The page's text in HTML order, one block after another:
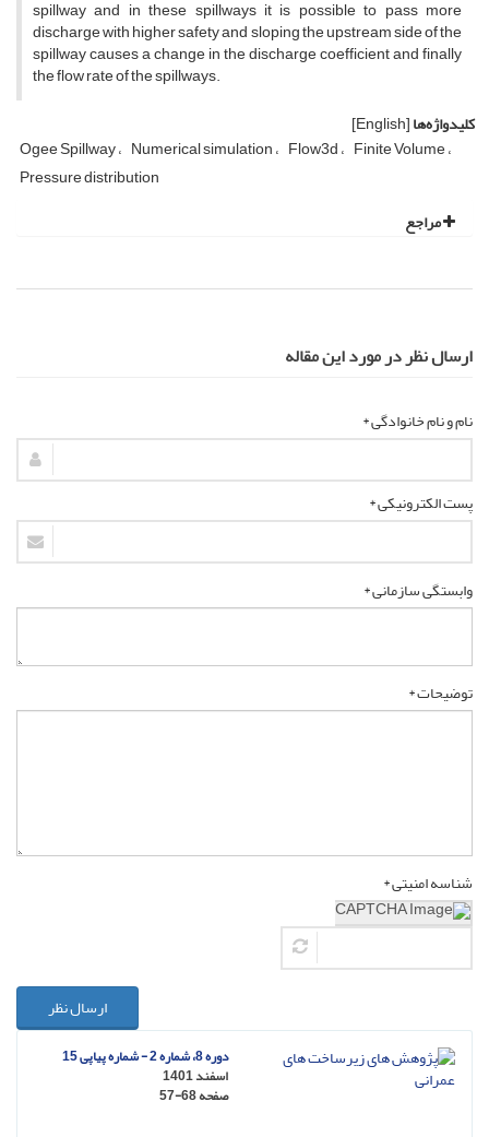
spillway and in these spillways it is possible to pass more
discharge with higher safety and sloping the upstream side of the
spillway causes a change in the discharge coefficient and finally
the flow rate of the spillways.
کلیدواژه‌ها[English]
Ogee Spillway Numerical simulation Flow3d Finite Volume
Pressure distribution
مراجع
ارسال نظر در مورد این مقاله
نام و نام خانوادگی *
پست الکترونیکی *
وابستگی سازمانی *
توضیحات *
شناسه امنیتی *
ارسال نظر
دوره 8، شماره 2 - شماره پیاپی 15
اسفند 1401
صفحه57-68